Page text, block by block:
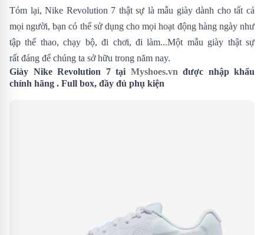
Tóm lại, Nike Revolution 7 thật sự là mẫu giày dành cho tất cả
mọi người, bạn có thể sử dụng cho mọi hoạt động hàng ngày như
tập thể thao, chạy bộ, đi chơi, đi làm...Một mẫu giày thật sự
rất đáng để chúng ta sở hữu trong năm nay.
Giày Nike Revolution 7 tại Myshoes.vn được nhập khẩu
chính hãng . Full box, đầy đủ phụ kiện